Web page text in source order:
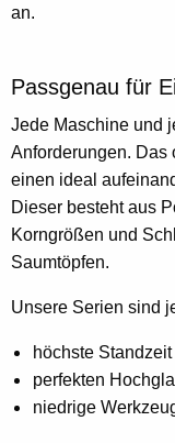
an.
Passgenau für
Jede Maschine und
Anforderungen. Das
einen ideal
Dieser besteht aus
Korngrößen und
Saumtöpfen.
Unsere Serien sind
höchste Standzeit
perfekten
niedrige